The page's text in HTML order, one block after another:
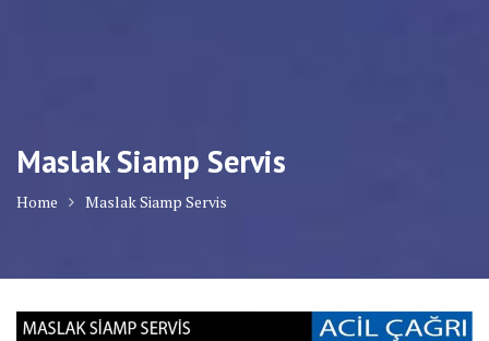
Maslak Siamp Servis
Home Maslak Siamp Servis